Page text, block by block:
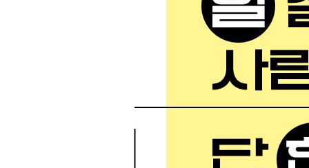
Chapter 1. 6개 카테고리, 15개 사례로 살펴보는
Chapter 2. 사내 미팅① 사내 사업 계획 제안
Chapter 3. 사내 미팅② 사내 조직 시책 제안
Chapter 4. 사내 미팅③ 정례 회의 의제
Chapter 5. 외부 미팅① 첫 책 출판 회의
Chapter 7. 외부 미팅③ 외부 전문가에 제작 의뢰
Chapter 8. 일대일 미팅① 상사와의 개인 정례 미팅